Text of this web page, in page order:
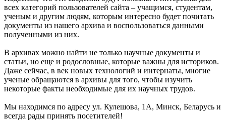
всех категорий пользователей сайта – учащимся, студентам,
ученым и другим людям, которым интересно будет почитать
документы из нашего архива и воспользоваться данными
полученными из них.
В архивах можно найти не только научные документы и
статьи, но еще и родословные, которые важны для историков.
Даже сейчас, в век новых технологий и интернаты, многие
ученые обращаются в архивы для того, чтобы изучить
некоторые факты необходимые для их научных трудов.
Мы находимся по адресу ул. Кулешова, 1А, Минск, Беларусь и
всегда рады принять посетителей!